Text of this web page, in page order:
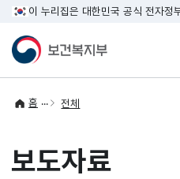
이 누리집은 대한민국 공식 전자정
홈 전체
보도자료